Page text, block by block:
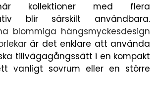
kollektioner med flera
blir särskilt användbara.
blommiga hängsmyckesdesign
är det enklare att använda
tillvägagångssätt i en kompakt
vanligt sovrum eller en större